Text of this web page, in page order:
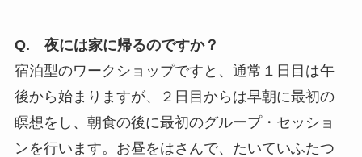
Q. 夜には家に帰るのですか？
宿泊型のワークショップですと、通常１日目は午
後から始まりますが、２日目からは早朝に最初の
瞑想をし、朝食の後に最初のグループ・セッショ
ンを行います。お昼をはさんで、たいていふたつ